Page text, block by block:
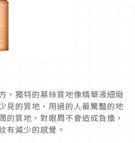
，獨特的慕絲質地像精華液細緻
見的質地，用過的人最驚豔的地
的質地，對眼周不會造成負擔，
有減少的感覺。